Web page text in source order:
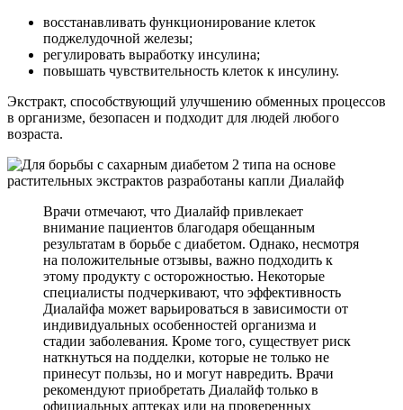
восстанавливать функционирование клеток
поджелудочной железы;
регулировать выработку инсулина;
повышать чувствительность клеток к инсулину.
Экстракт, способствующий улучшению обменных процессов
в организме, безопасен и подходит для людей любого
возраста.
Врачи отмечают, что Диалайф привлекает
внимание пациентов благодаря обещанным
результатам в борьбе с диабетом. Однако, несмотря
на положительные отзывы, важно подходить к
этому продукту с осторожностью. Некоторые
специалисты подчеркивают, что эффективность
Диалайфа может варьироваться в зависимости от
индивидуальных особенностей организма и
стадии заболевания. Кроме того, существует риск
наткнуться на подделки, которые не только не
принесут пользы, но и могут навредить. Врачи
рекомендуют приобретать Диалайф только в
официальных аптеках или на проверенных